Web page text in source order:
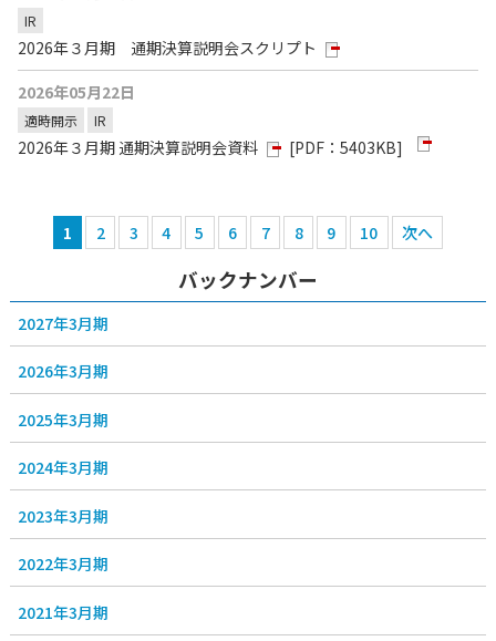
IR
2026年３月期 通期決算説明会スクリプト
2026年05月22日
適時開示 IR
2026年３月期 通期決算説明会資料 [PDF：5403KB]
1 2 3 4 5 6 7 8 9 10 次へ
バックナンバー
2027年3月期
2026年3月期
2025年3月期
2024年3月期
2023年3月期
2022年3月期
2021年3月期